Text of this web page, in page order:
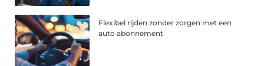
Flexibel rijden zonder zorgen met een
auto abonnement